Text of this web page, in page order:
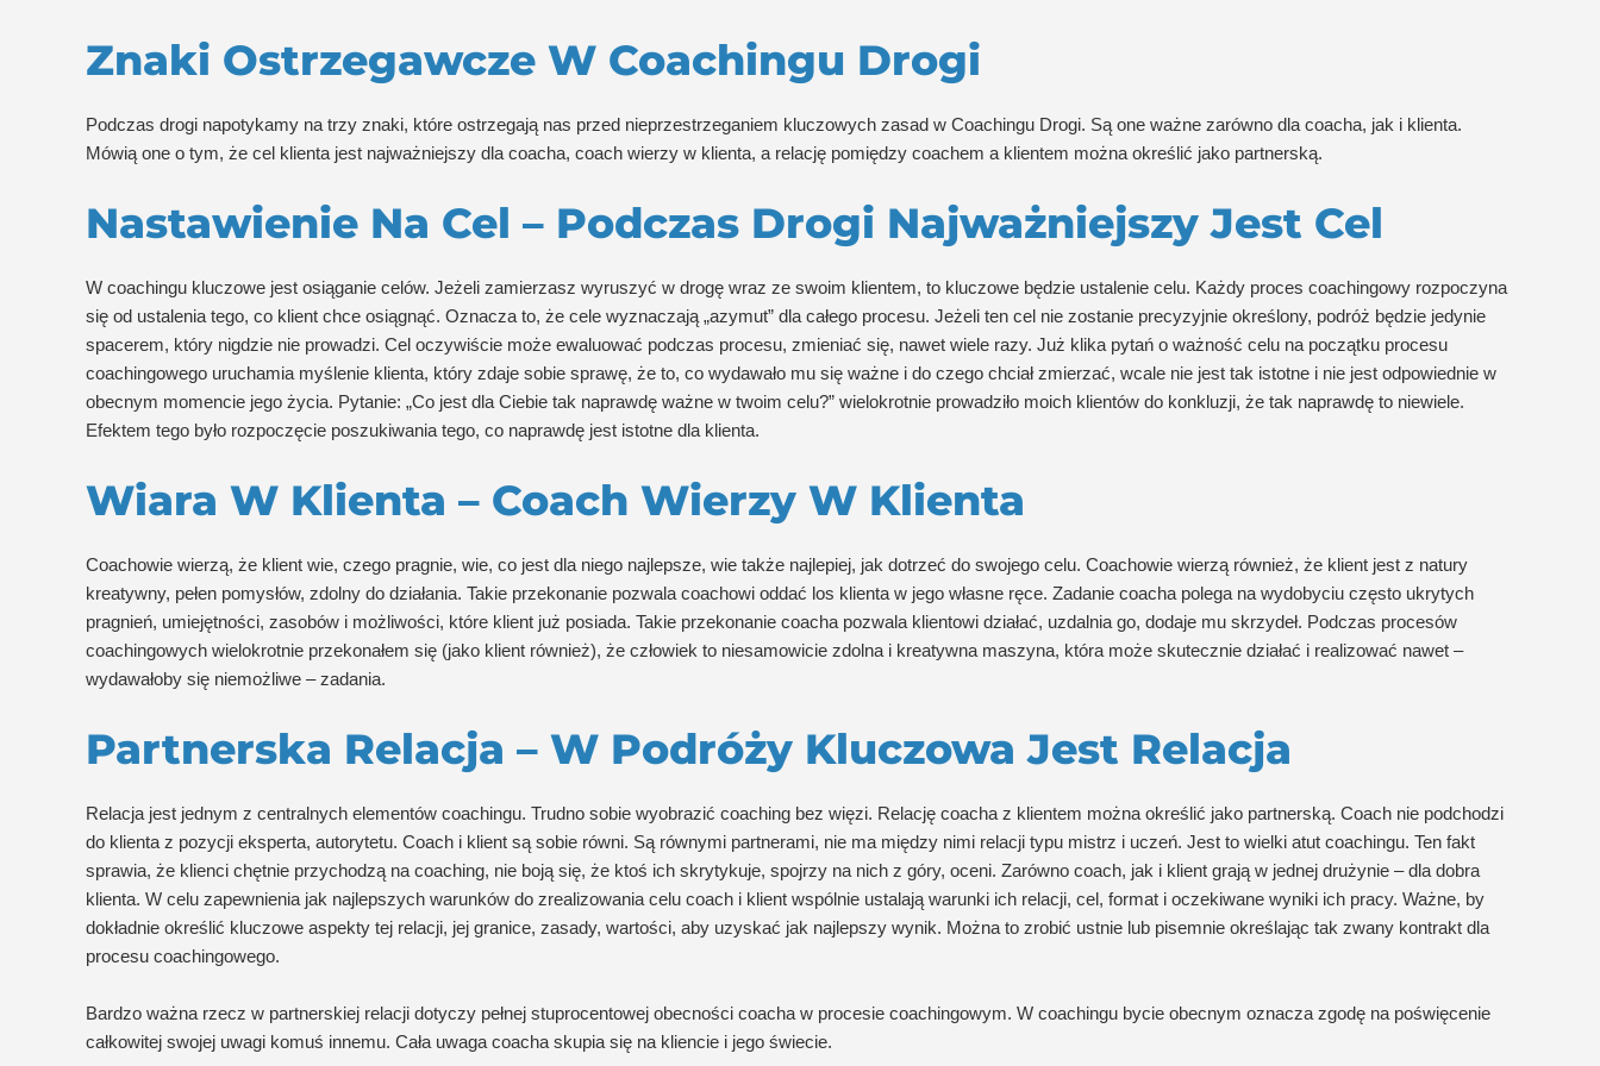
Znaki Ostrzegawcze W Coachingu Drogi
Podczas drogi napotykamy na trzy znaki, które ostrzegają nas przed nieprzestrzeganiem kluczowych zasad w Coachingu Drogi. Są one ważne zarówno dla coacha, jak i klienta.
Mówią one o tym, że cel klienta jest najważniejszy dla coacha, coach wierzy w klienta, a relację pomiędzy coachem a klientem można określić jako partnerską.
Nastawienie Na Cel – Podczas Drogi Najważniejszy Jest Cel
W coachingu kluczowe jest osiąganie celów. Jeżeli zamierzasz wyruszyć w drogę wraz ze swoim klientem, to kluczowe będzie ustalenie celu. Każdy proces coachingowy rozpoczyna
się od ustalenia tego, co klient chce osiągnąć. Oznacza to, że cele wyznaczają „azymut” dla całego procesu. Jeżeli ten cel nie zostanie precyzyjnie określony, podróż będzie jedynie
spacerem, który nigdzie nie prowadzi. Cel oczywiście może ewaluować podczas procesu, zmieniać się, nawet wiele razy. Już klika pytań o ważność celu na początku procesu
coachingowego uruchamia myślenie klienta, który zdaje sobie sprawę, że to, co wydawało mu się ważne i do czego chciał zmierzać, wcale nie jest tak istotne i nie jest odpowiednie w
obecnym momencie jego życia. Pytanie: „Co jest dla Ciebie tak naprawdę ważne w twoim celu?” wielokrotnie prowadziło moich klientów do konkluzji, że tak naprawdę to niewiele.
Efektem tego było rozpoczęcie poszukiwania tego, co naprawdę jest istotne dla klienta.
Wiara W Klienta – Coach Wierzy W Klienta
Coachowie wierzą, że klient wie, czego pragnie, wie, co jest dla niego najlepsze, wie także najlepiej, jak dotrzeć do swojego celu. Coachowie wierzą również, że klient jest z natury
kreatywny, pełen pomysłów, zdolny do działania. Takie przekonanie pozwala coachowi oddać los klienta w jego własne ręce. Zadanie coacha polega na wydobyciu często ukrytych
pragnień, umiejętności, zasobów i możliwości, które klient już posiada. Takie przekonanie coacha pozwala klientowi działać, uzdalnia go, dodaje mu skrzydeł. Podczas procesów
coachingowych wielokrotnie przekonałem się (jako klient również), że człowiek to niesamowicie zdolna i kreatywna maszyna, która może skutecznie działać i realizować nawet –
wydawałoby się niemożliwe – zadania.
Partnerska Relacja – W Podróży Kluczowa Jest Relacja
Relacja jest jednym z centralnych elementów coachingu. Trudno sobie wyobrazić coaching bez więzi. Relację coacha z klientem można określić jako partnerską. Coach nie podchodzi
do klienta z pozycji eksperta, autorytetu. Coach i klient są sobie równi. Są równymi partnerami, nie ma między nimi relacji typu mistrz i uczeń. Jest to wielki atut coachingu. Ten fakt
sprawia, że klienci chętnie przychodzą na coaching, nie boją się, że ktoś ich skrytykuje, spojrzy na nich z góry, oceni. Zarówno coach, jak i klient grają w jednej drużynie – dla dobra
klienta. W celu zapewnienia jak najlepszych warunków do zrealizowania celu coach i klient wspólnie ustalają warunki ich relacji, cel, format i oczekiwane wyniki ich pracy. Ważne, by
dokładnie określić kluczowe aspekty tej relacji, jej granice, zasady, wartości, aby uzyskać jak najlepszy wynik. Można to zrobić ustnie lub pisemnie określając tak zwany kontrakt dla
procesu coachingowego.
Bardzo ważna rzecz w partnerskiej relacji dotyczy pełnej stuprocentowej obecności coacha w procesie coachingowym. W coachingu bycie obecnym oznacza zgodę na poświęcenie
całkowitej swojej uwagi komuś innemu. Cała uwaga coacha skupia się na kliencie i jego świecie.